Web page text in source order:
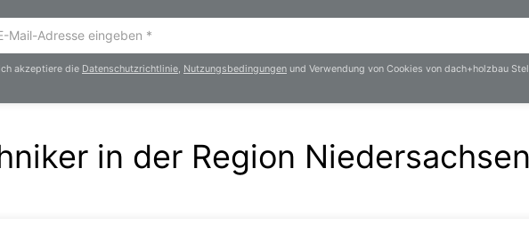
Ich akzeptiere die Datenschutzrichtlinie, Nutzungsbedingungen und Verwendung von Cookies von dach+holzbau
in der Region Niedersachsen